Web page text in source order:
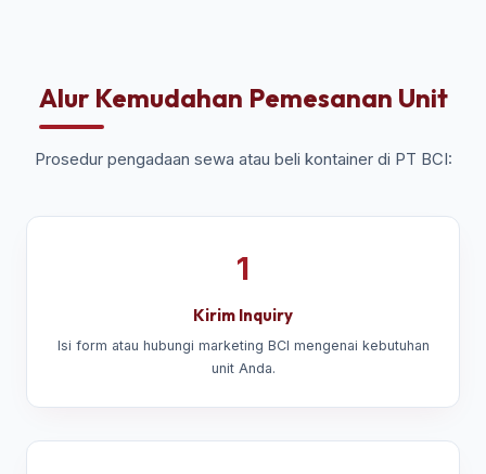
Alur Kemudahan Pemesanan Unit
Prosedur pengadaan sewa atau beli kontainer di PT BCI:
1
Kirim Inquiry
Isi form atau hubungi marketing BCI mengenai kebutuhan
unit Anda.